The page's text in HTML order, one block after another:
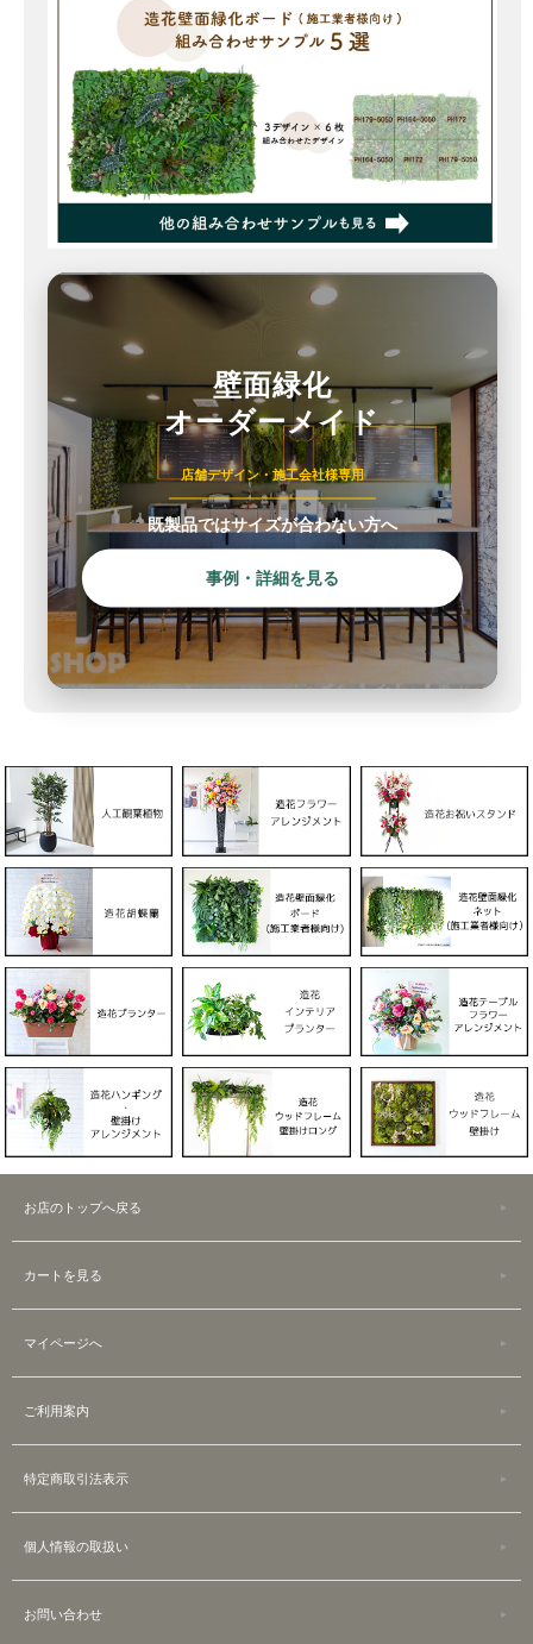
壁面緑化
オーダーメイド
店舗デザイン・施工会社様専用
既製品ではサイズが合わない方へ
事例・詳細を見る
お店のトップへ戻る
カートを見る
マイページへ
ご利用案内
特定商取引法表示
個人情報の取扱い
お問い合わせ